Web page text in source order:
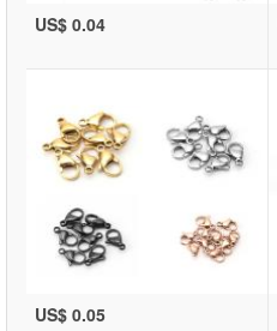
US$ 0.04
US$ 0.05